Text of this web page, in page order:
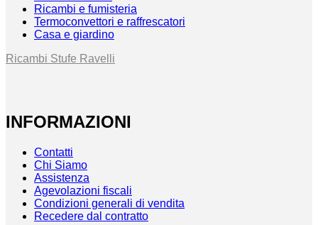
Ricambi e fumisteria
Termoconvettori e raffrescatori
Casa e giardino
Ricambi Stufe Ravelli
INFORMAZIONI
Contatti
Chi Siamo
Assistenza
Agevolazioni fiscali
Condizioni generali di vendita
Recedere dal contratto